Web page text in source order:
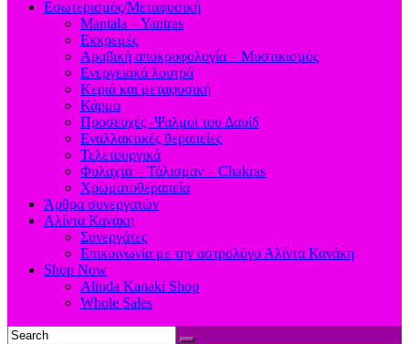
Εσωτερισμός/Μεταφυσική
Mantala – Yantras
Εκκρεμές
Αραβική αποκρυφολογία – Μυστικισμός
Ενεργειακά λουτρά
Κεριά και μεταφυσική
Κάρμα
Προσευχές -Ψαλμοί του Δαυίδ
Εναλλακτικές θεραπείες
Τελετουργικά
Φυλαχτά – Τάλισμαν – Chakras
Χρωματοθεραπεία
Άρθρα συνεργατών
Αλίντα Κανάκη
Συνεργάτες
Επικοινωνία με την αστρολόγο Αλίντα Κανάκη
Shop Now
Alinda Kanaki Shop
Whole Sales